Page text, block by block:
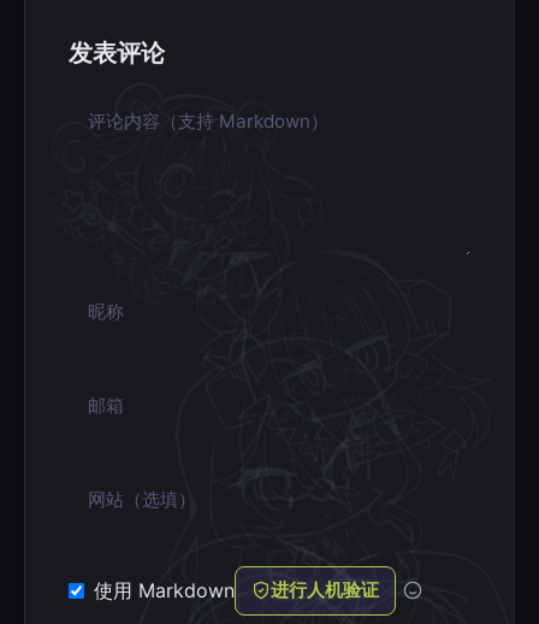
发表评论
评论内容
昵称
邮箱
网站
使用 Markdown 进行人机验证